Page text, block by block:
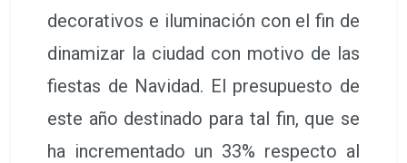
decorativos e iluminación con el fin de
dinamizar la ciudad con motivo de las
fiestas de Navidad. El presupuesto de
este año destinado para tal fin, que se
ha incrementado un 33% respecto al